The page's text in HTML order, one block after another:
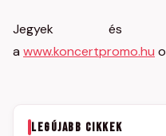
Jegyek és
awww.koncertpromo.hu
LEGÚJABB CIKKEK